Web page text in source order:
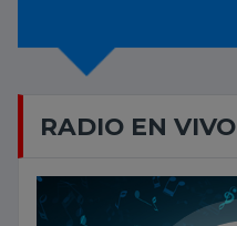
RADIO EN VIVO